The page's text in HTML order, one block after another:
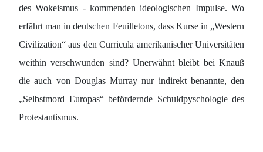
des Wokeismus - kommenden ideologischen Impulse. Wo
erfährt man in deutschen Feuilletons, dass Kurse in „Western
Civilization“ aus den Curricula amerikanischer Universitäten
weithin verschwunden sind? Unerwähnt bleibt bei Knauß
die auch von Douglas Murray nur indirekt benannte, den
„Selbstmord Europas“ befördernde Schuldpyschologie des
Protestantismus.